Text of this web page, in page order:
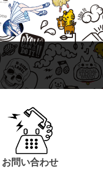
お問い合わせ